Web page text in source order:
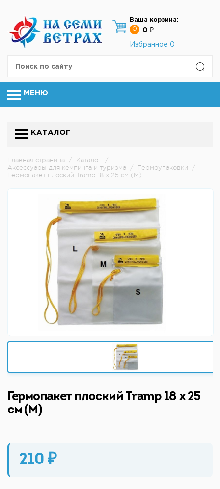
Ваша корзина:
0
0 ₽
Избранное 0
МЕНЮ
КАТАЛОГ
Главная страница / Каталог /
Аксессуары для кемпинга и туризма / Гермоупаковки
/
Гермопакет плоский Tramp 18 x 25 см (M)
Гермопакет плоский Tramp 18 x 25
см (M)
210 ₽